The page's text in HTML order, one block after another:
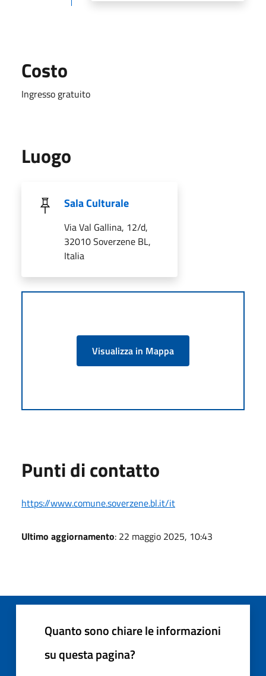
Costo
Ingresso gratuito
Luogo
Sala Culturale
Via Val Gallina, 12/d,
32010 Soverzene BL,
Italia
Visualizza in Mappa
Punti di contatto
https://www.comune.soverzene.bl.it/it
Ultimo aggiornamento: 22 maggio 2025, 10:43
Quanto sono chiare le informazioni
su questa pagina?